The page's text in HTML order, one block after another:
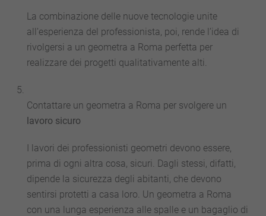
La combinazione delle nuove tecnologie unite
all’esperienza del professionista, poi, rende l’idea di
rivolgersi a un geometra a Roma perfetta per
realizzare dei progetti qualitativamente alti.
Contattare un geometra a Roma per svolgere un
lavoro sicuro
I lavori dei professionisti geometri devono essere,
prima di ogni altra cosa, sicuri. Dagli stessi, difatti,
dipende la sicurezza degli abitanti, che devono
sentirsi protetti a casa loro. Un geometra a Roma
con una lunga esperienza alle spalle e un bagaglio di